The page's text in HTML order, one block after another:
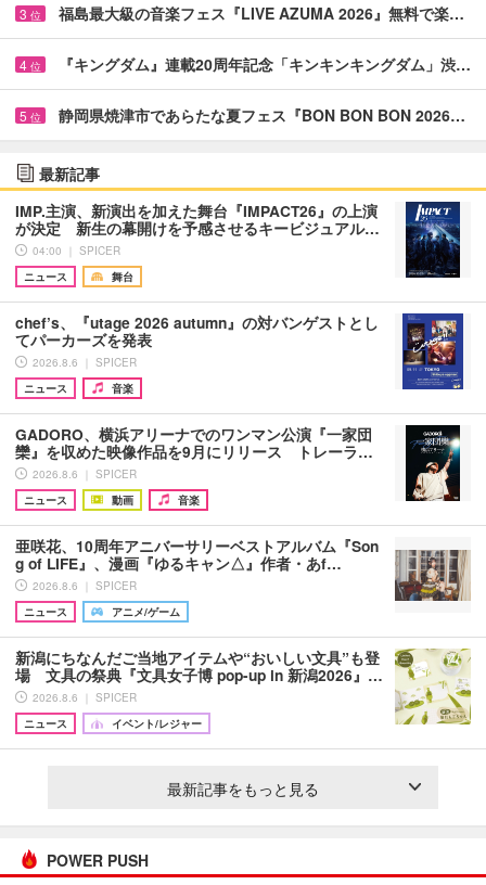
3 位 福島最大級の音楽フェス『LIVE AZUMA 2026』無料で楽…
4 位 『キングダム』連載20周年記念「キンキンキングダム」渋…
5 位 静岡県焼津市であらたな夏フェス『BON BON BON 2026…
最新記事
IMP.主演、新演出を加えた舞台『IMPACT26』の上演
が決定 新生の幕開けを予感させるキービジュアル…
04:00 ｜ SPICER
ニュース
舞台
chef’s、『utage 2026 autumn』の対バンゲストとし
てパーカーズを発表
2026.8.6 ｜ SPICER
ニュース
音楽
GADORO、横浜アリーナでのワンマン公演『一家団
欒』を収めた映像作品を9月にリリース トレーラ…
2026.8.6 ｜ SPICER
ニュース
動画 音楽
亜咲花、10周年アニバーサリーベストアルバム『Son
g of LIFE』、漫画『ゆるキャン△』作者・あf…
2026.8.6 ｜ SPICER
ニュース
アニメ/ゲーム
新潟にちなんだご当地アイテムや“おいしい文具”も登
場 文具の祭典『文具女子博 pop-up in 新潟2026』…
2026.8.6 ｜ SPICER
ニュース
イベント/レジャー
最新記事をもっと見る
POWER PUSH